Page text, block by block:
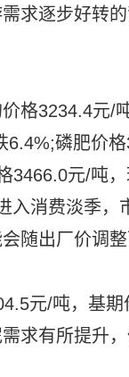
求逐步好转
格3234.4元/
6.4%;磷肥价
元/吨，
入消费淡季
随出厂价调整
元/吨，基
求有所提升